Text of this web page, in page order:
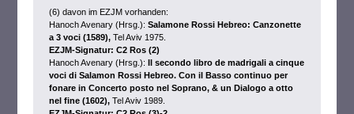
(6) davon im EZJM vorhanden:
Hanoch Avenary (Hrsg.):Salamone Rossi Hebreo: Canzonette
a 3 voci (1589), Tel Aviv 1975.
EZJM-Signatur: C2 Ros (2)
Hanoch Avenary (Hrsg.):Il secondo libro de madrigali a cinque
voci di Salamon Rossi Hebreo. Con il Basso continuo per
fonare in Concerto posto nel Soprano, & un Dialogo a otto
nel fine (1602), Tel Aviv 1989.